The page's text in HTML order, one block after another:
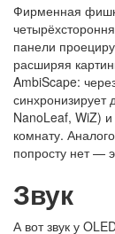
Фирменная
панели
расширяя
AmbiScape:
NanoLeaf, WiZ)
комнату.
попросту нет —
Звук
А вот звук у